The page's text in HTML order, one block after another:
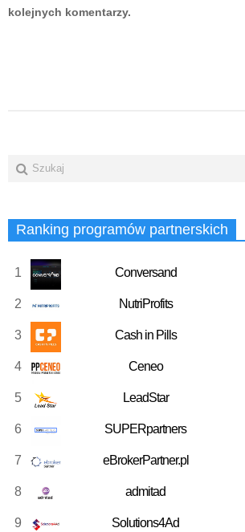
kolejnych komentarzy.
Ranking programów partnerskich
1 Conversand
2 NutriProfits
3 Cash in Pills
4 Ceneo
5 LeadStar
6 SUPERpartners
7 eBrokerPartner.pl
8 admitad
9 Solutions4Ad